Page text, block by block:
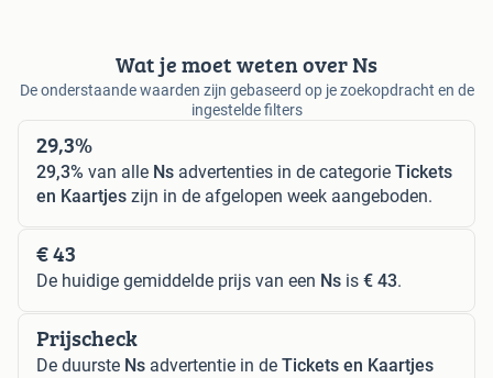
Wat je moet weten over Ns
De onderstaande waarden zijn gebaseerd op je zoekopdracht en de
ingestelde filters
29,3%
29,3% van alle Ns advertenties in de categorie Tickets
en Kaartjes zijn in de afgelopen week aangeboden.
€ 43
De huidige gemiddelde prijs van een Ns is € 43.
Prijscheck
De duurste Ns advertentie in de Tickets en Kaartjes